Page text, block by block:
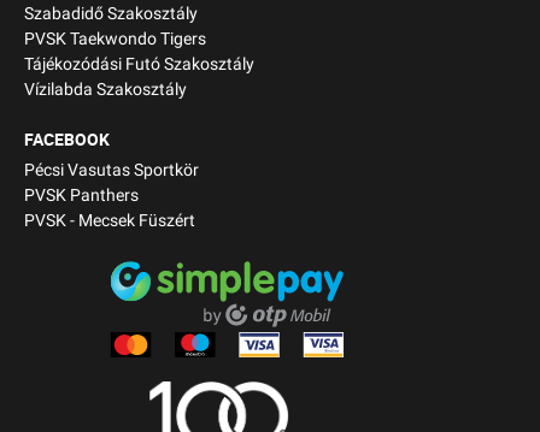
Szabadidő Szakosztály
PVSK Taekwondo Tigers
Tájékozódási Futó Szakosztály
Vízilabda Szakosztály
FACEBOOK
Pécsi Vasutas Sportkör
PVSK Panthers
PVSK - Mecsek Füszért